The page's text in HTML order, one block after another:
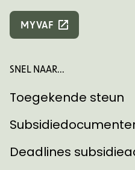
MYVAF
SNEL NAAR...
Toegekende steun
Deadlines